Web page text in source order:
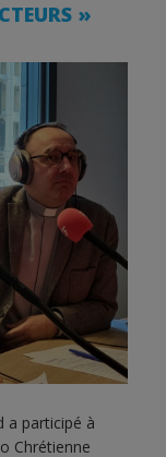
»
a participé à
Chrétienne